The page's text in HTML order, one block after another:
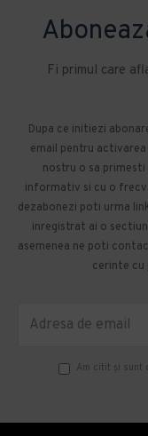
Fi primul care
Dupa ce initiezi
email pentru
nostru o sa
informativ si cu o
dezabonezi poti urma
inregistrat ai o
asemenea ne poti
cerinte cu
Am citit şi sunt